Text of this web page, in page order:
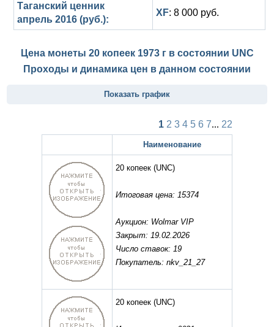
Таганский ценник
апрель 2016 (руб.):
XF: 8 000 руб.
Цена монеты 20 копеек 1973 г в состоянии UNC
Проходы и динамика цен в данном состоянии
Показать график
1 2 3 4 5 6 7... 22
Наименование
20 копеек (UNC)
Итоговая цена: 15374
Аукцион: Wolmar VIP
Закрыт: 19.02.2026
Число ставок: 19
Покупатель: nkv_21_27
20 копеек (UNC)